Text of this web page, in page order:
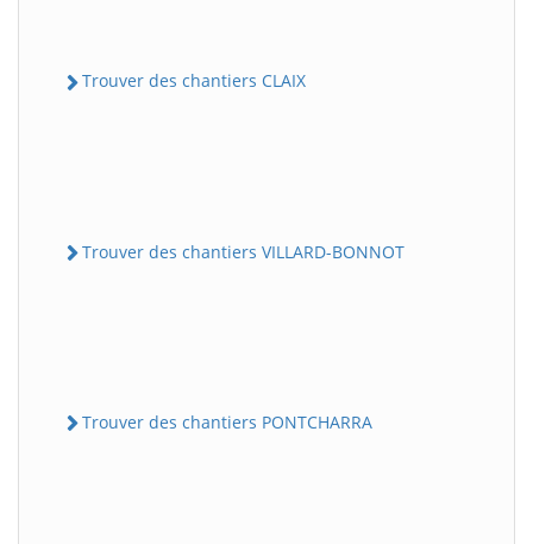
Trouver des chantiers CLAIX
Trouver des chantiers VILLARD-BONNOT
Trouver des chantiers PONTCHARRA